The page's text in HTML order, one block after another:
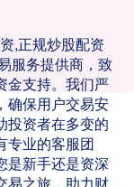
,正规炒股配资
服务提供商，致
金支持。我们严
确保用户交易安
投资者在多变的
专业的客服团
是新手还是资深